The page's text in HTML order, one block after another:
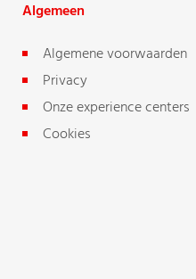
Algemeen
Algemene voorwaarden
Privacy
Onze experience centers
Cookies